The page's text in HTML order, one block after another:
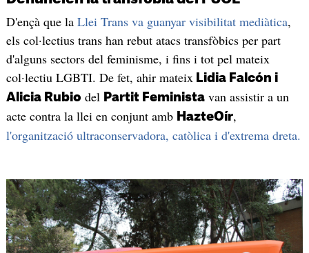
D'ençà que la Llei Trans va guanyar visibilitat mediàtica,
els col·lectius trans han rebut atacs transfòbics per part
d'alguns sectors del feminisme, i fins i tot pel mateix
col·lectiu LGBTI. De fet, ahir mateix Lidia Falcón i
Alicia Rubio del Partit Feministavan assistir a un
acte contra la llei en conjunt amb HazteOír,
l'organització ultraconservadora, catòlica i d'extrema dreta.